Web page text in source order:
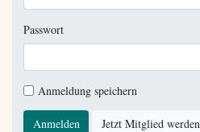
Passwort
Anmeldung speichern
Anmelden Jetzt Mitglied werden